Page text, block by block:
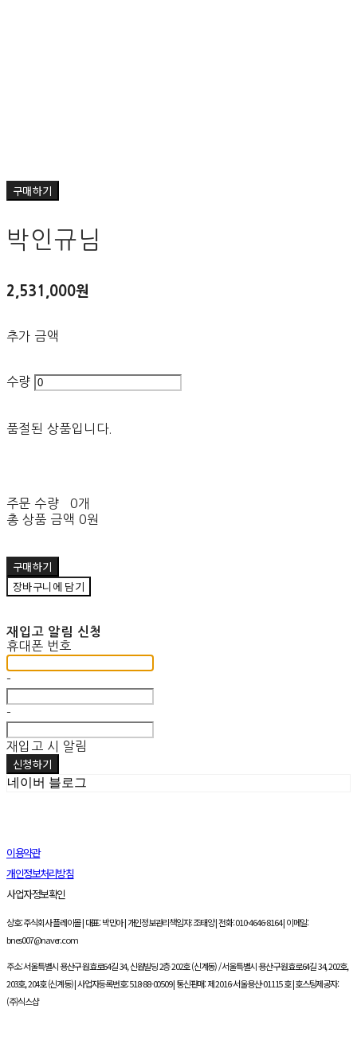
구매하기
박인규님
2,531,000원
추가 금액
수량
품절된 상품입니다.
주문 수량
0개
총 상품 금액 0원
구매하기
장바구니에 담기
재입고 알림 신청
휴대폰 번호
-
-
재입고 시 알림
신청하기
네이버 블로그
이용약관
개인정보처리방침
사업자정보확인
상호: 주식회사 플레이몰 | 대표: 박민아 | 개인정보관리책임자: 조태양 | 전화: 010-4646-8164 | 이메일:
bnes007@naver.com
주소: 서울특별시 용산구 원효로64길 34, 신원빌딩 2층 202호 (신계동) / 서울특별시 용산구 원효로64길 34, 202호,
203호, 204호 (신계동) | 사업자등록번호:518-88-00509| 통신판매:제 2016-서울용산-01115 호| 호스팅제공자:
(주)식스샵